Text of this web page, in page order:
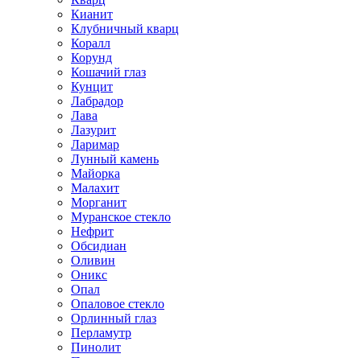
Кианит
Клубничный кварц
Коралл
Корунд
Кошачий глаз
Кунцит
Лабрадор
Лава
Лазурит
Ларимар
Лунный камень
Майорка
Малахит
Морганит
Муранское стекло
Нефрит
Обсидиан
Оливин
Оникс
Опал
Опаловое стекло
Орлинный глаз
Перламутр
Пинолит